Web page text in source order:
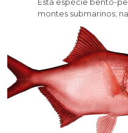
Esta espécie bento-
montes submarinos; na